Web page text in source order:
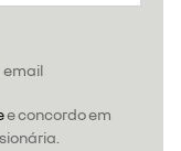
email
e concordo em